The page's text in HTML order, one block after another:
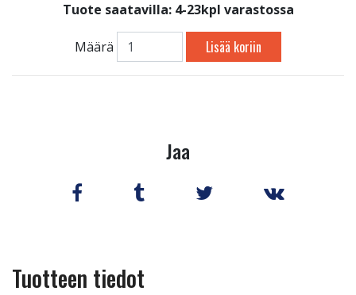
Tuote saatavilla: 4-23kpl varastossa
Määrä Lisää koriin
Jaa
Tuotteen tiedot